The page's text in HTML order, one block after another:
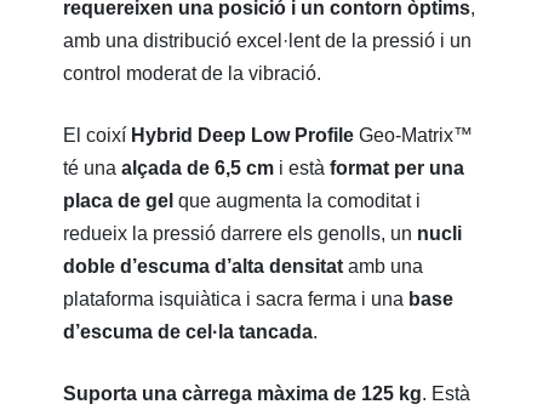
requereixen una posició i un contorn òptims,
amb una distribució excel·lent de la pressió i un
control moderat de la vibració.
El coixí Hybrid Deep Low Profile Geo-Matrix™
té unaalçada de 6,5 cm i estàformat per una
placa de gel que augmenta la comoditat i
redueix la pressió darrere els genolls, un nucli
doble d’escuma d’alta densitat amb una
plataforma isquiàtica i sacra ferma i una base
d’escuma de cel·la tancada.
Suporta una càrrega màxima de 125 kg. Està